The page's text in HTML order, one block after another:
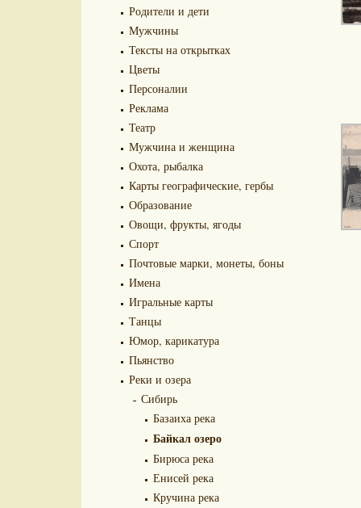
Родители и дети
Мужчины
Тексты на открытках
Цветы
Персоналии
Реклама
Театр
Мужчина и женщина
Охота, рыбалка
Карты географические, гербы
Образование
Овощи, фрукты, ягоды
Спорт
Почтовые марки, монеты, боны
Имена
Игральные карты
Танцы
Юмор, карикатура
Пьянство
Реки и озера
Сибирь
Базаиха река
Байкал озеро
Бирюса река
Енисей река
Кручина река